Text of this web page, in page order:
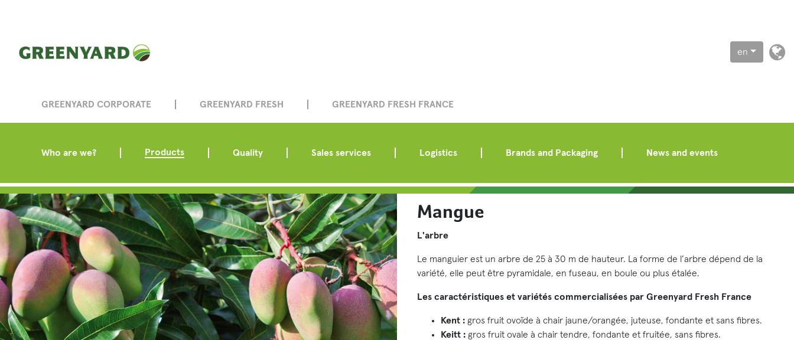
en
GREENYARD CORPORATE GREENYARD FRESH GREENYARD FRESH FRANCE
Who are we? Products Quality Sales services Logistics Brands and Packaging News and events
Mangue
L'arbre
Le manguier est un arbre de 25 à 30 m de hauteur. La forme de l’arbre dépend de la
variété, elle peut être pyramidale, en fuseau, en boule ou plus étalée.
Les caractéristiques et variétés commercialisées par Greenyard Fresh France
Kent :gros fruit ovoïde à chair jaune/orangée, juteuse, fondante et sans fibres.
Keitt :gros fruit ovale à chair tendre, fondante et fruitée, sans fibres.